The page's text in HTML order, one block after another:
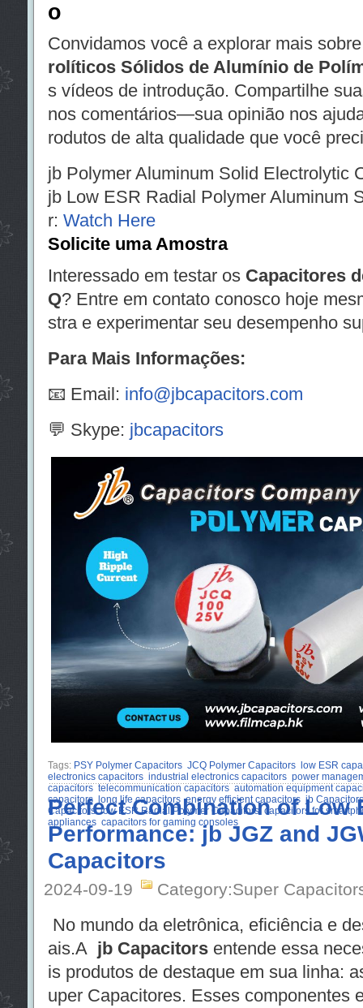
o
Convidamos você a explorar mais
rolíticos Sólidos de Alumínio de
s vídeos de introdução. Compartilhe
nos comentários—sua opinião nos
rodutos de alta qualidade que você
jb Polymer Aluminum Solid Electrolytic
jb Low ESR Radial Polymer Aluminum
r: Watch Here
Solicite uma Amostra
Interessado em testar os Capacitores
Q? Entre em contato conosco hoje
stra e experimentar seu desempenho
Para Mais Informações:
📧 Email: info@jbcapacitors.com
💬 Skype: jbcapacitors
Tags: PSY Polymer Capacitors JCQ Polymer Capacitors
low ESR
electronics capacitors industrial electronics capacitors power
capacitors telecommunication capacitors automation equipment
capacitors
long life capacitors energy efficient capacitors jb Capacitors
Capacitors low ESR Radial Polymer Capacitors capacitors for
appliances capacitors for gaming consoles
Perfect Combination of Low
Performance: jb JGZ and
Capacitors
2024-09-19 Category:Super
No mundo da eletrônica, eficiência e
ais.A jb Capacitorsentende essa
is produtos de destaque em sua linha:
uper Capacitores. Esses componentes